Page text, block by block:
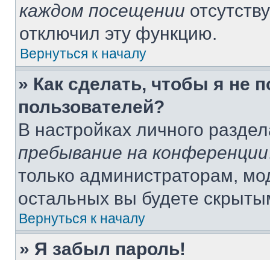
каждом посещении
отключил эту функцию.
Вернуться к началу
» Как сделать, чтобы я не
пользователей?
В настройках личного
пребывание на конференции
только администраторам,
остальных вы будете
Вернуться к началу
» Я забыл пароль!